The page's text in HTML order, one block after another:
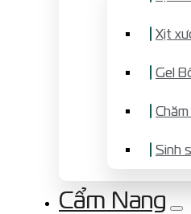
Xịt
Gel
Sinh
Cẩm Nang